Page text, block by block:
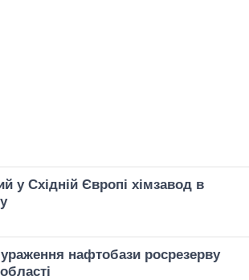
у Східній Європі хімзавод в
нафтобази росрезерву